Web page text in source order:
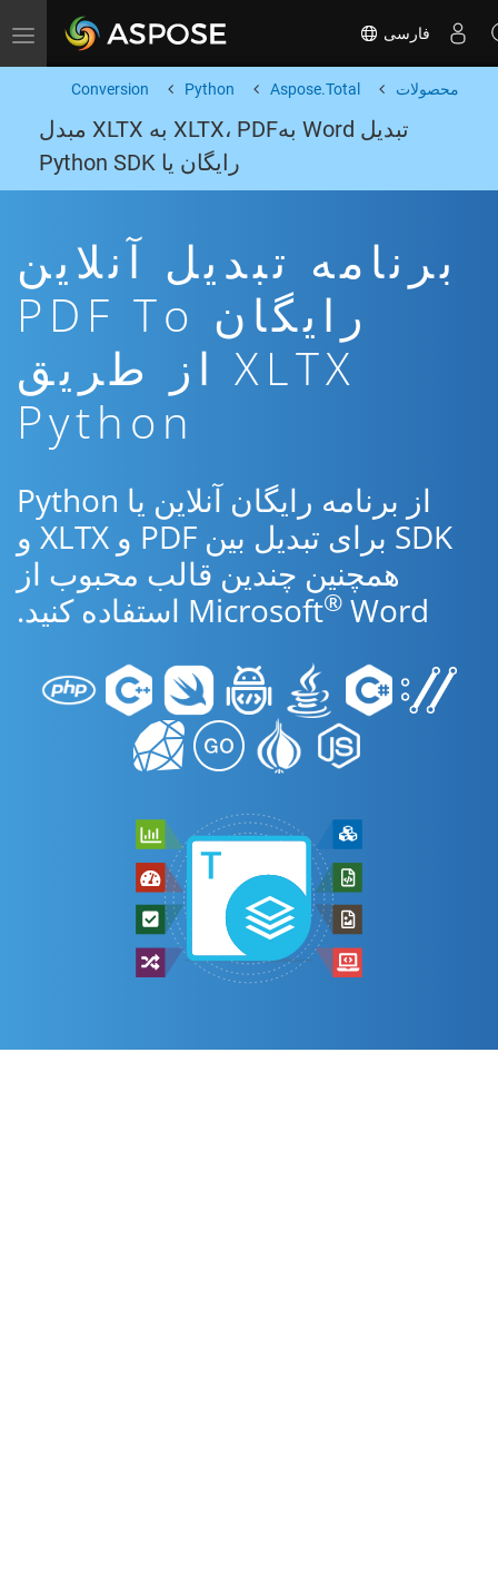
Toggle navigation فارسی
محصولات Aspose.Total
Python
Conversion
تبدیل Word بهXLTX، PDF به XLTX مبدل
رایگان یا Python SDK
برنامه تبدیل آنلاین
رایگان PDF To
XLTX از طریق
Python
از برنامه رایگان آنلاین یا Python
SDK برای تبدیل بین PDF و XLTX و
همچنین چندین قالب محبوب از
Microsoft® Word استفاده کنید.